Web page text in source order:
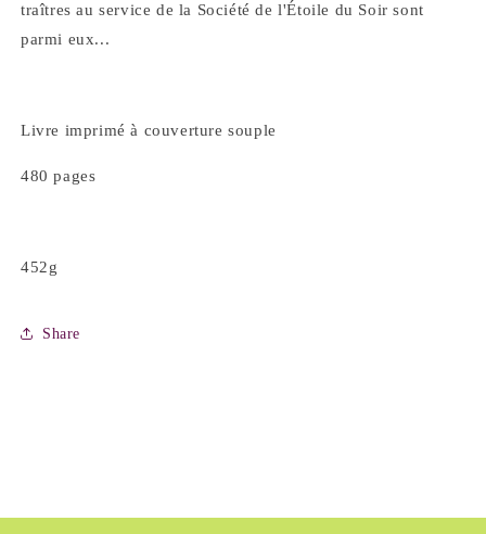
traîtres au service de la Société de l'Étoile du Soir sont
parmi eux...
Livre imprimé à couverture souple
480 pages
452g
Share